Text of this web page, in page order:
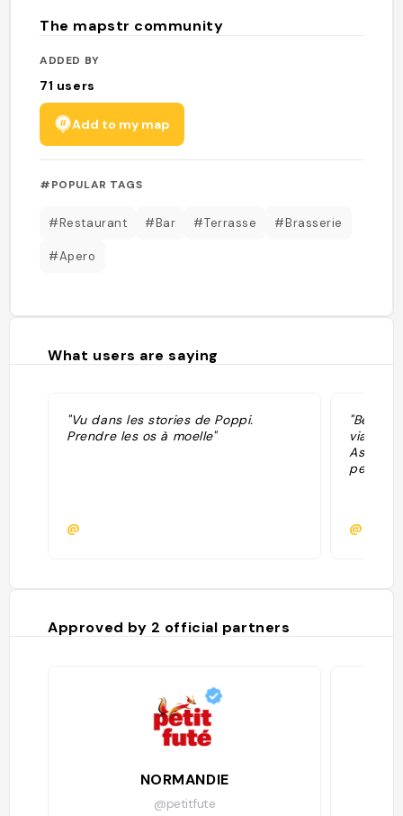
The mapstr community
ADDED BY
71 users
Add to my map
#POPULAR TAGS
#Restaurant #Bar #Terrasse #Brasserie
#Apero
What users are saying
"Vu dans les stories de Poppi.
Prendre les os à moelle"
@
Assiette
peu
Approved by 2 official partners
NORMANDIE
@petitfute